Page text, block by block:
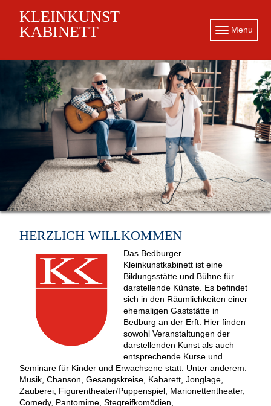
Menu
KLEINKUNST
KABINETT
HERZLICH WILLKOMMEN
Das Bedburger
Kleinkunstkabinett ist eine
Bildungsstätte und Bühne für
darstellende Künste. Es befindet
sich in den Räumlichkeiten einer
ehemaligen Gaststätte in
Bedburg an der Erft. Hier finden
sowohl Veranstaltungen der
darstellenden Kunst als auch
entsprechende Kurse und
Seminare für Kinder und Erwachsene statt. Unter anderem:
Musik, Chanson, Gesangskreise, Kabarett, Jonglage,
Zauberei, Figurentheater/Puppenspiel, Marionettentheater,
Comedy, Pantomime, Stegreifkomödien,